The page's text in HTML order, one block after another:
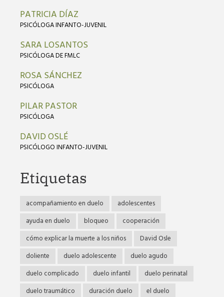
PATRICIA DÍAZ
PSICÓLOGA INFANTO-JUVENIL
SARA LOSANTOS
PSICÓLOGA DE FMLC
ROSA SÁNCHEZ
PSICÓLOGA
PILAR PASTOR
PSICÓLOGA
DAVID OSLÉ
PSICÓLOGO INFANTO-JUVENIL
Etiquetas
acompañamiento en duelo
adolescentes
ayuda en duelo
bloqueo
cooperación
cómo explicar la muerte a los niños
David Osle
doliente
duelo adolescente
duelo agudo
duelo complicado
duelo infantil
duelo perinatal
duelo traumático
duración duelo
el duelo